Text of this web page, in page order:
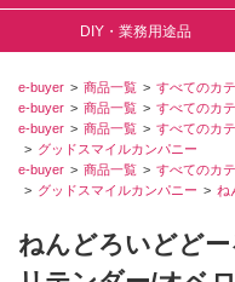
DIY・業務用途品
e-buyer 商品一覧 すべてのカ
e-buyer
商品一覧 すべてのカ
e-buyer
商品一覧 すべてのカ
グッドスマイルカンパニー
e-buyer
商品一覧 すべてのカ
グッドスマイルカンパニー
ね
ねんどろいどど